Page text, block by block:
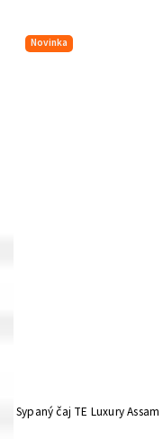
Novinka
Sypaný čaj TE Luxury Assam